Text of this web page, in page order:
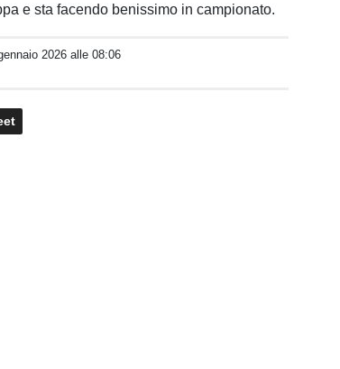
e sta facendo benissimo in campionato.
2026 alle 08:06